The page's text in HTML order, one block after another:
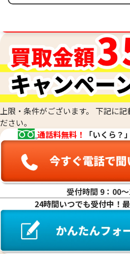
上限・条件がございます。 下記に
ださい。
通話料無料！
「いくら？
受付時間 9：00
24時間いつでも受付中！